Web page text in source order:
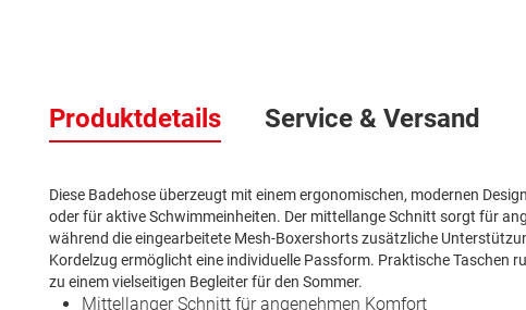
der
Bildergalerie
Produktdetails
Diese Badehose überzeugt mit einem ergonomischen, modernen
oder für aktive Schwimmeinheiten. Der mittellange Schnitt sorgt für
während die eingearbeitete Mesh-Boxershorts zusätzliche
Kordelzug ermöglicht eine individuelle Passform. Praktische Taschen
zu einem vielseitigen Begleiter für den Sommer.
Mittellanger Schnitt für angenehmen Komfort
Service & Versand